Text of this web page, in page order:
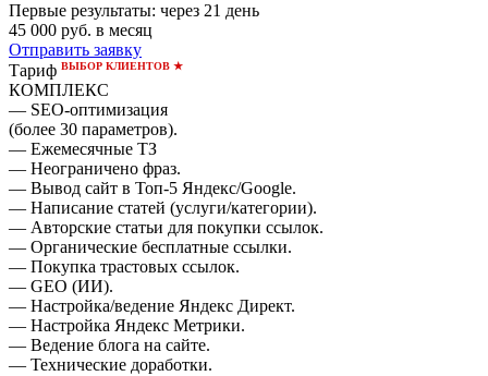
Первые результаты: через 21 день
45 000 руб. в месяц
Отправить заявку
Тариф ВЫБОР КЛИЕНТОВ ★
КОМПЛЕКС
— SEO-оптимизация
(более 30 параметров).
— Ежемесячные ТЗ
— Неограничено фраз.
— Вывод сайт в Топ-5 Яндекс/Google.
— Написание статей (услуги/категории).
— Авторские статьи для покупки ссылок.
— Органические бесплатные ссылки.
— Покупка трастовых ссылок.
— GEO (ИИ).
— Настройка/ведение Яндекс Директ.
— Настройка Яндекс Метрики.
— Ведение блога на сайте.
— Технические доработки.